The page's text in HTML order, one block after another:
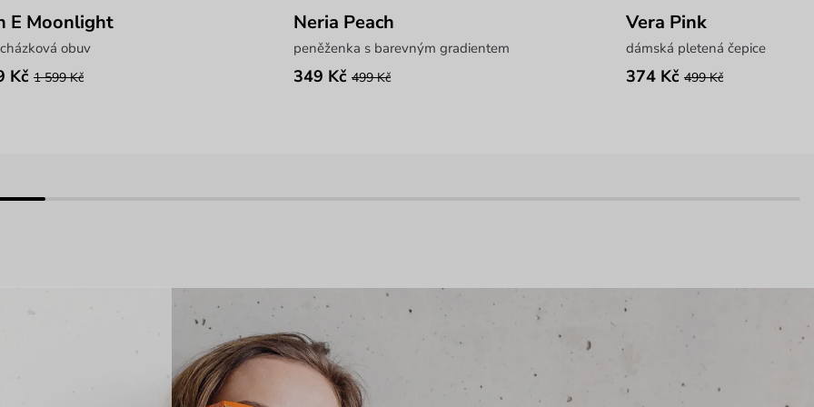
E Moonlight
obuv
Kč 1 599 Kč
Neria Peach
peněženka s barevným gradientem
349 Kč 499 Kč
Vera Pink
dámská pletená čepice
374 Kč 499 Kč